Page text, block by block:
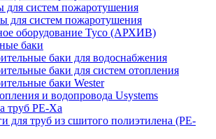
для систем пожаротушения
для систем пожаротушения
оборудование Tyco (АРХИВ)
баки
баки для водоснабжения
баки для систем отопления
баки Wester
и водопровода Usystems
труб PE-Xa
для труб из сшитого полиэтилена (PE-